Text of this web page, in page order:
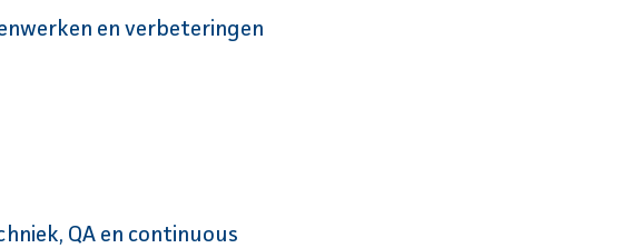
en verbeteringen
QA en continuous